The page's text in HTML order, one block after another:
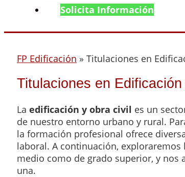
Solicita Información
FP Edificación » Titulaciones en
Titulaciones en Edificación
La edificación y obra civil es un
de nuestro entorno urbano y rural.
la formación profesional ofrece
laboral. A continuación,
medio como de grado superior, y nos
una.